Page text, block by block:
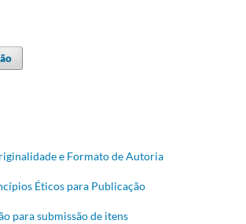
e Formato de Autoria
Éticos para Publicação
para submissão de itens